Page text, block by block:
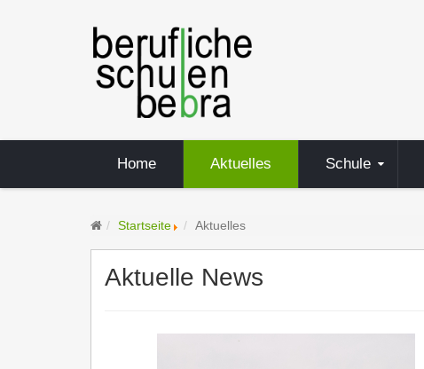
Home Aktuelles Schule
Startseite Aktuelles
Aktuelle News